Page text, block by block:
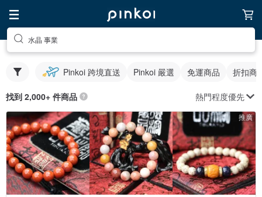
水晶 事業
Pinkoi 跨境直送 Pinkoi 嚴選 免運商品 折扣商
找到 2,000+ 件商品 熱門程度優先
推廣